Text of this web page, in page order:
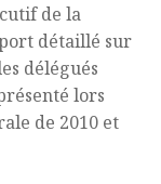
de la
détaillé sur
délégués
lors
de 2010 et